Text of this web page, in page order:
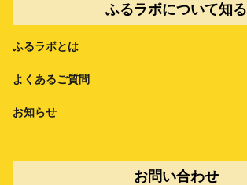
ふるラボについて知る
ふるラボとは
よくあるご質問
お知らせ
お問い合わせ